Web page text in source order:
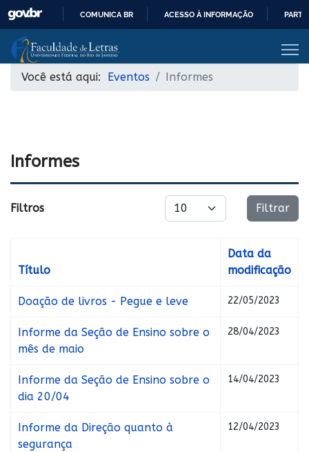
O
COMUNICA BR ACESSO À INFORMAÇÃO
Você está aqui: Eventos Informes
Informes
Filtros Exibir # Filtrar
Título
Data da
modificação
Doação de livros - Pegue e leve 22/05/2023
Informe da Seção de Ensino sobre o
mês de maio
28/04/2023
Informe da Seção de Ensino sobre o
dia 20/04
14/04/2023
Informe da Direção quanto à
segurança
12/04/2023